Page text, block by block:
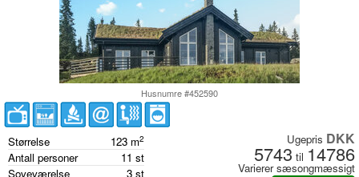
Husnumre #452590
Størrelse 123 m2
Antall personer 11 st
Soveværelse
3 st
Ugepris DKK
5743 til 14786
Varierer sæsongmæssigt